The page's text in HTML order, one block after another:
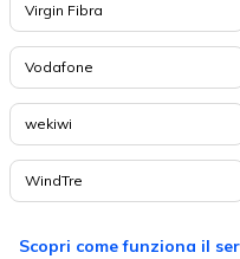
Virgin Fibra
Vodafone
wekiwi
WindTre
Scopri come funziona il